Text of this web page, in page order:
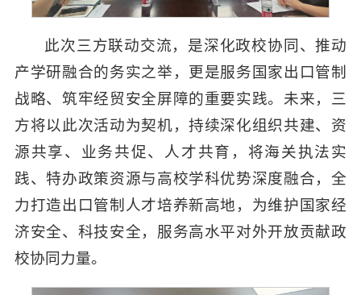
此次三方联动交流，是深化政校协同、推动
产学研融合的务实之举，更是服务国家出口管制
战略、筑牢经贸安全屏障的重要实践。未来，三
方将以此次活动为契机，持续深化组织共建、资
源共享、业务共促、人才共育，将海关执法实
践、特办政策资源与高校学科优势深度融合，全
力打造出口管制人才培养新高地，为维护国家经
济安全、科技安全，服务高水平对外开放贡献政
校协同力量。